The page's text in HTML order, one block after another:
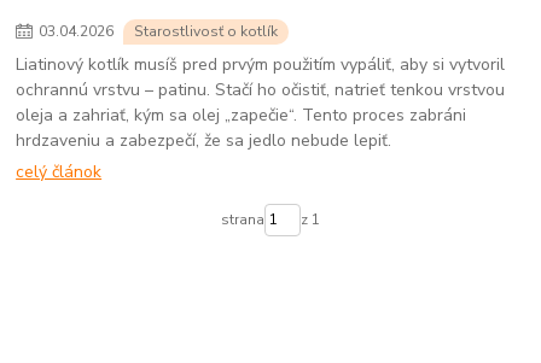
03.04.2026 Starostlivosť o kotlík
Liatinový kotlík musíš pred prvým použitím vypáliť, aby si vytvoril
ochrannú vrstvu – patinu. Stačí ho očistiť, natrieť tenkou vrstvou
oleja a zahriať, kým sa olej „zapečie“. Tento proces zabráni
hrdzaveniu a zabezpečí, že sa jedlo nebude lepiť.
celý článok
strana z 1